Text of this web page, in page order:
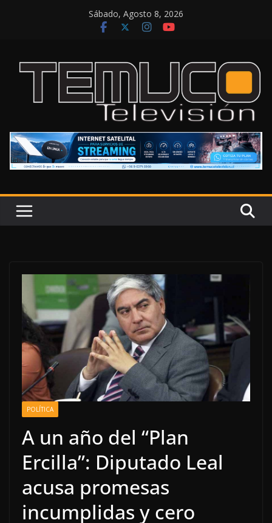
Sábado, Agosto 8, 2026
POLÍTICA
A un año del “Plan
Ercilla”: Diputado Leal
acusa promesas
incumplidas y cero